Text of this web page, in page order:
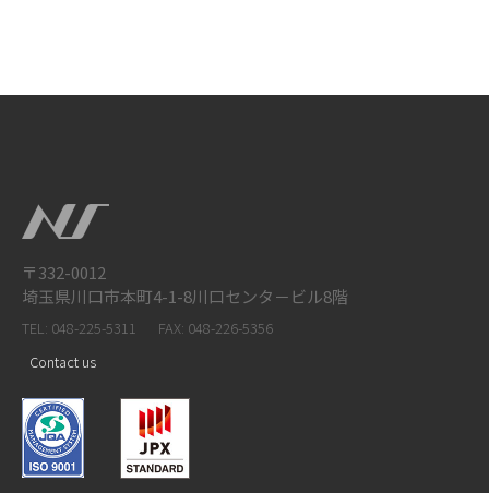
〒332-0012
埼玉県川口市本町4-1-8川口センタ－ビル8階
TEL: 048-225-5311
FAX: 048-226-5356
Contact us